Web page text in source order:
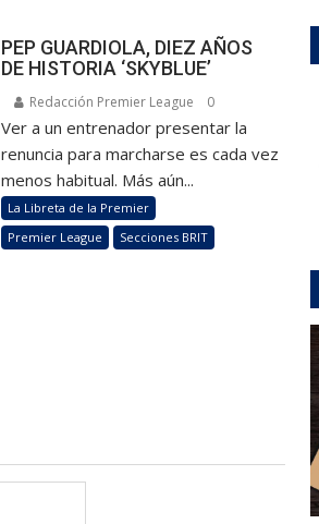
PEP GUARDIOLA, DIEZ AÑOS
DE HISTORIA ‘SKYBLUE’
Redacción Premier League 0
Ver a un entrenador presentar la
renuncia para marcharse es cada vez
menos habitual. Más aún...
La Libreta de la Premier
Premier League
Secciones BRIT